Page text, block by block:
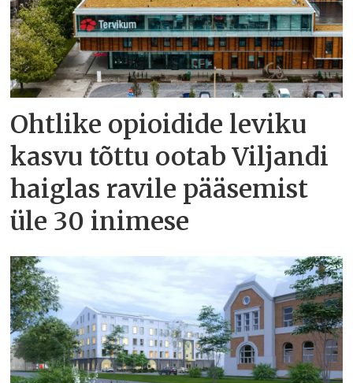
Ohtlike opioidide leviku
kasvu tõttu ootab Viljandi
haiglas ravile pääsemist
üle 30 inimese